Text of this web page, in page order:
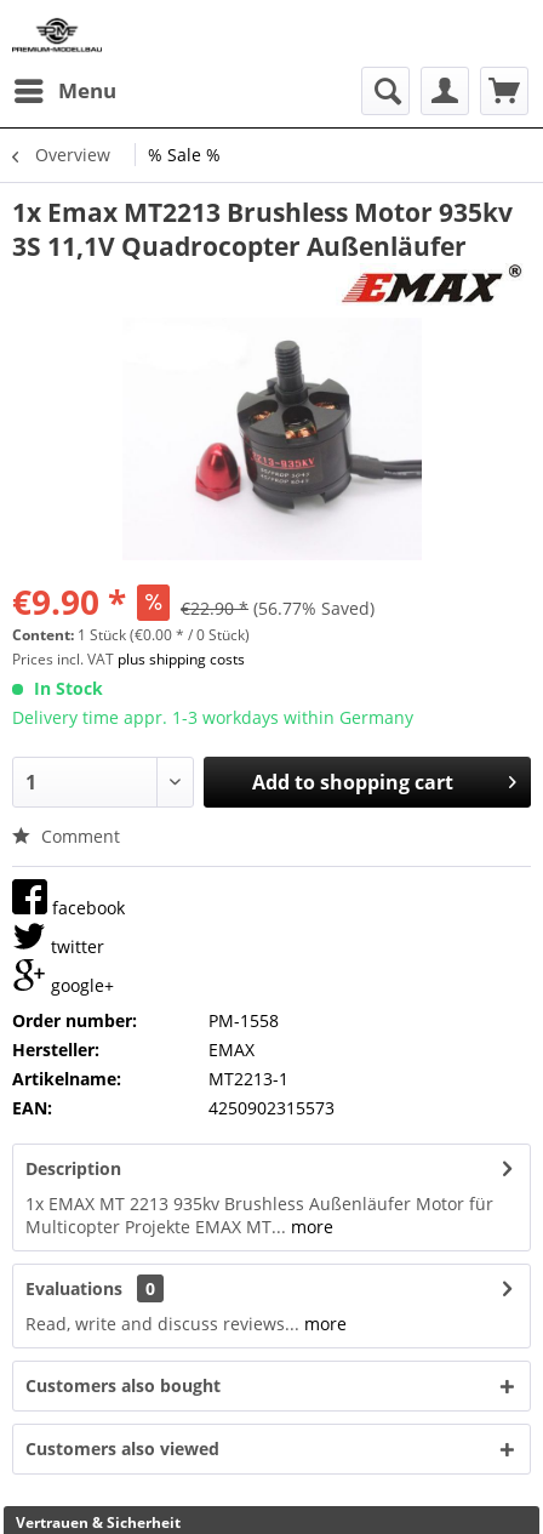
Menu
Overview % Sale %
1x Emax MT2213 Brushless Motor 935kv
3S 11,1V Quadrocopter Außenläufer
€9.90 * €22.90 * (56.77% Saved)
Content: 1 Stück (€0.00 * / 0 Stück)
Prices incl. VAT plus shipping costs
In Stock
Delivery time appr. 1-3 workdays within Germany
Add toshopping cart
Comment
facebook
twitter
google+
Order number:
PM-1558
Hersteller:
EMAX
Artikelname:
MT2213-1
EAN:
4250902315573
Description
1x EMAX MT 2213 935kv Brushless Außenläufer Motor für
Multicopter Projekte EMAX MT... more
Evaluations
0
Read, write and discuss reviews... more
Customers also bought
Customers also viewed
Vertrauen & Sicherheit